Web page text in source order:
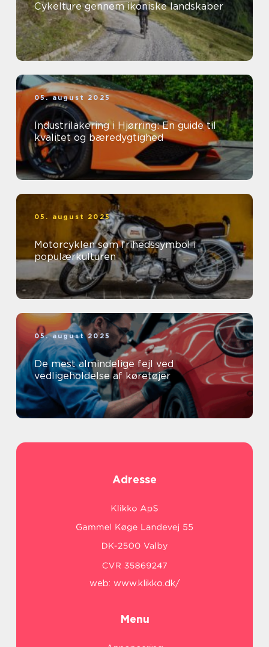
Cykelture gennem ikoniske landskaber
05. august 2025
Industrilakering i Hjørring: En guide til
kvalitet og bæredygtighed
05. august 2025
Motorcyklen som frihedssymbol i
populærkulturen
05. august 2025
De mest almindelige fejl ved
vedligeholdelse af køretøjer
Adresse
web: www.klikko.dk/
Menu